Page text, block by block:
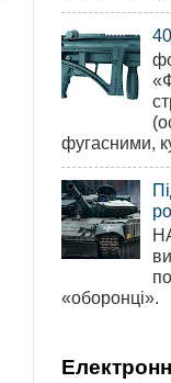
фугасними,
«оборонці».